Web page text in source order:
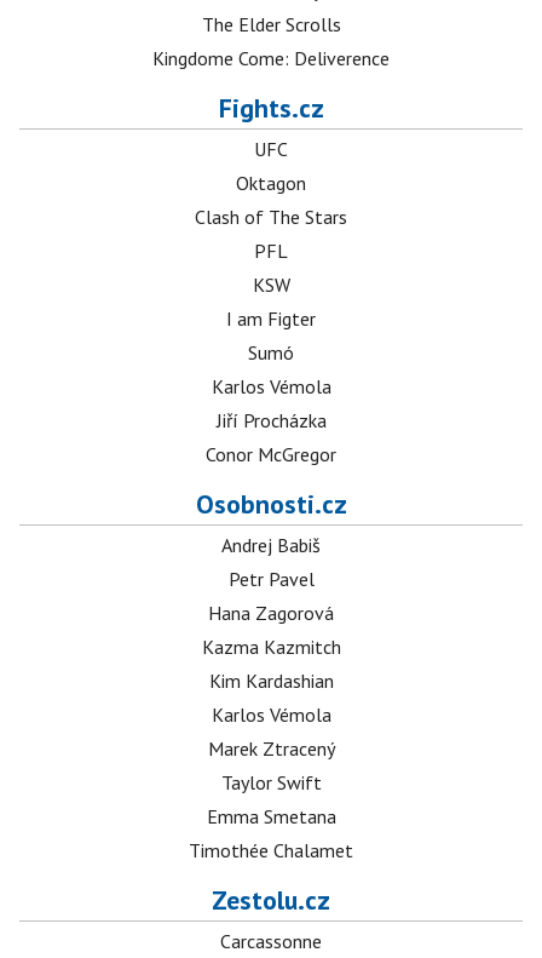
The Elder Scrolls
Kingdome Come: Deliverence
Fights.cz
UFC
Oktagon
Clash of The Stars
PFL
KSW
I am Figter
Sumó
Karlos Vémola
Jiří Procházka
Conor McGregor
Osobnosti.cz
Andrej Babiš
Petr Pavel
Hana Zagorová
Kazma Kazmitch
Kim Kardashian
Karlos Vémola
Marek Ztracený
Taylor Swift
Emma Smetana
Timothée Chalamet
Zestolu.cz
Carcassonne